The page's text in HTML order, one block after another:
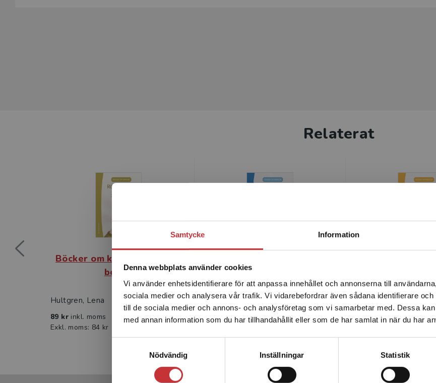
Samtycke Information
Denna webbplats använder cookies
Vi använder enhetsidentifierare för att anpassa innehållet och annonserna till
sociala medier och analysera vår trafik. Vi vidarebefordrar även sådana identifierare
till de sociala medier och annons- och analysföretag som vi samarbetar med. Dessa
med annan information som du har tillhandahållit eller som de har samlat in när du har
Nödvändig
Inställningar Statistik
Begränsad fraktregion
Det verkar som att du besöker studentlitteratur.se via
enhet utanför Sverige. Vi erbjuder inte leveranser
Sverige. För att kunna slutföra ett köp måste
leveransadressen vara i Sverige.Läs mer
Relaterat
Böcker om känslor - Rädda
boken
Hultgren, Lena
89 kr inkl. moms
Exkl. moms: 84 kr
Hultgren, Lena
89 kr inkl. moms
Hultgren, Lena
89 krinkl. moms